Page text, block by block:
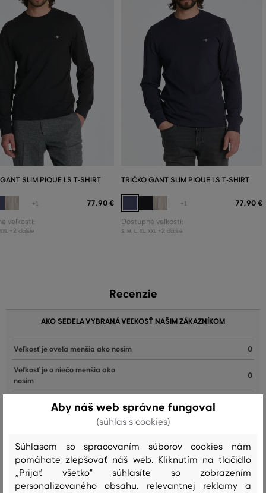
SLIM PIQUE LS T-SHIRT
+1 77,90 €
veľkosti:
XXL +2 ďalšie
TRIČKO GANT SLIM PIQUE LS T-SHIRT
+1 77,90 €
Dostupné veľkosti:
S M L XL XXL +2 ďalšie
Recenzie
AKO SEDELA VYBRANÁ VEĽKOSŤ NAŠIM ZÁKAZNÍKOM
Veľkosť je oveľa menšia ako nosím 0
Veľkosť je o niečo menšia ako
nosím
0
Veľkosť zodpovedá veľkosti, ktorú
nosím
Veľkosť je oveľa väčšia ako nosím 0
Aby náš web správne fungoval
(súhlas s cookies)
Súhlasom so spracovaním súborov cookies nám
pomáhate zlepšovať náš web. Kliknutím na tlačidlo
„Prijať všetko" súhlasíte so zobrazením
personalizovaného obsahu, relevantnej reklamy a